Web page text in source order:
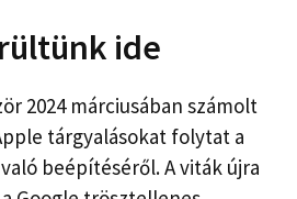
ide
2024 márciusában számolt
tárgyalásokat folytat a
beépítéséről. A viták újra